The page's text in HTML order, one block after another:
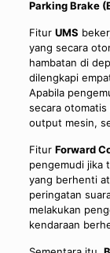
Parking Brake
Fitur UMS
yang secara
hambatan di
dilengkapi
Apabila
secara otomatis
output mesin,
Fitur Forward
pengemudi jika
yang berhenti
peringatan
melakukan
kendaraan